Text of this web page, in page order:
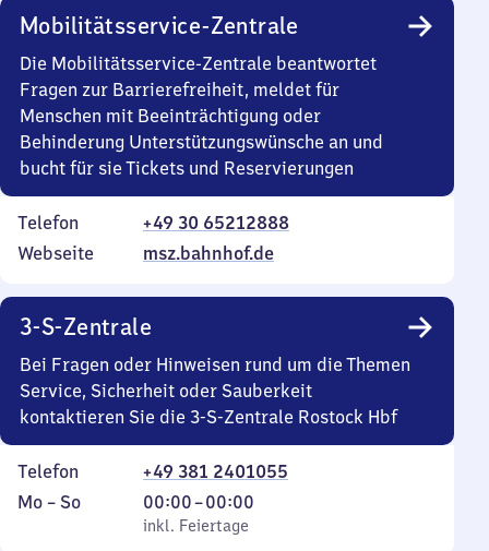
Mobilitätsservice-Zentrale
Die Mobilitätsservice-Zentrale beantwortet
Fragen zur Barrierefreiheit, meldet für
Menschen mit Beeinträchtigung oder
Behinderung Unterstützungswünsche an und
bucht für sie Tickets und Reservierungen
Telefon
+49 30 65212888
Webseite
msz.bahnhof.de
3-S-Zentrale
Bei Fragen oder Hinweisen rund um die Themen
Service, Sicherheit oder Sauberkeit
kontaktieren Sie die 3-S-Zentrale Rostock Hbf
Telefon
+49 381 2401055
Montag
Mo – So,
inkl. Feiertage
00:00–00:00
Von
0
inkl. Feiertage